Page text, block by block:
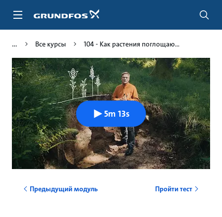
Все курсы 104 - Как растения поглощаю...
5m 13s
Предыдущий модуль Пройти тест